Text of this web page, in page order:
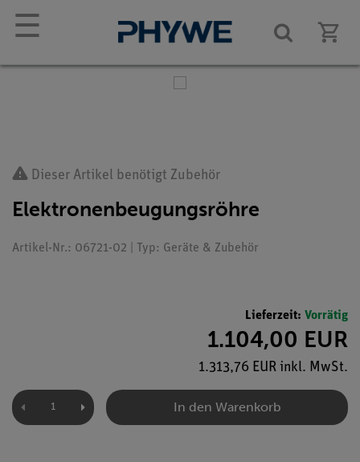
☰
Dieser Artikel benötigt Zubehör
Elektronenbeugungsröhre
Artikel-Nr.: 06721-02 | Typ: Geräte & Zubehör
Lieferzeit: Vorrätig
1.104,00 EUR
1.313,76 EUR inkl. MwSt.
In den Warenkorb